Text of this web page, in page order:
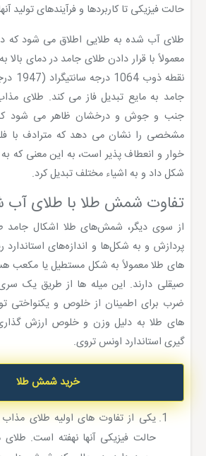
حالت فیزیکی تا کاربردها و فرآیندهای تولید
طلای آب شده به طلایی اطلاق می شود که
معمولاً با قرار دادن طلای جامد در دمای
نقطه
جامد به مایع تبدیل فاز می کند. طلای
جنب و جوش و درخشان ظاهر می شود که
مشخصی را نشان می دهد که مترادف با
خوار و انعطاف پذیر است، به این معنی که
شکل داد و به اشیاء مختلف تبدیل کرد.
تفاوت شمش طلا با طلای
از سوی دیگر، شمش‌های طلا اشکال جامد
پردازش و به شکل‌ها و اندازه‌های
های طلا معمولاً به شکل مستطیل یا
صیقلی دارند. این میله ها از طریق یک
ضرب برای اطمینان از خلوص و
های طلا به دلیل وزن و خلوص ارزش
گیری استاندارد اونس تروی.
خرید شمش طلا
یکی از تفاوت های اولیه طلای
حالت فیزیکی آنها نهفته است.